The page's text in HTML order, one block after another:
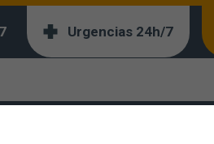
Urgencias 24h/7